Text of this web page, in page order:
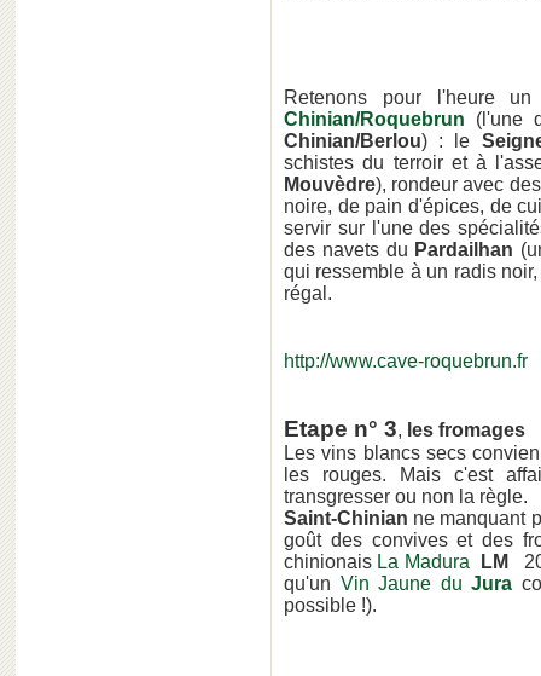
Retenons pour l'heure
Chinian/Roquebrun (l'une
Chinian/Berlou) : le
schistes du terroir et à
Mouvèdre), rondeur avec
noire, de pain d'épices, de
servir sur l'une des
des navets du Pardailhan
qui ressemble à un radis
régal.
http://www.cave-roquebrun.fr
Etape n° 3, les fromages
Les vins blancs secs
les rouges. Mais c'est
transgresser ou non la règle.
Saint-Chinian ne manquant
goût des convives et des
chinionais La Madura LM
qu'un Vin Jaune duJura
possible !).